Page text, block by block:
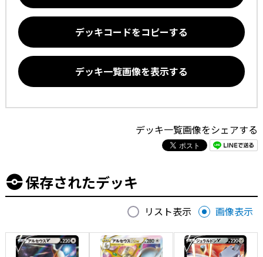
デッキコードをコピーする
デッキ一覧画像を表示する
デッキ一覧画像をシェアする
保存されたデッキ
リスト表示 画像表示